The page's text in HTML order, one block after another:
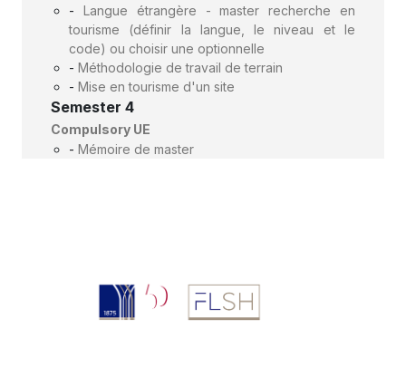
- Langue étrangère - master recherche en
tourisme (définir la langue, le niveau et le
code) ou choisir une optionnelle
- Méthodologie de travail de terrain
- Mise en tourisme d'un site
Semester 4
Compulsory UE
- Mémoire de master